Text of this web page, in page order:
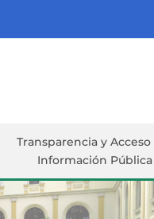
Transparencia y Acceso
Información Pública